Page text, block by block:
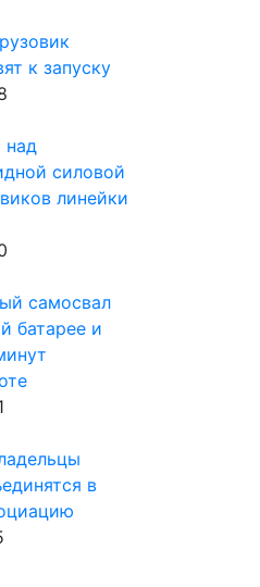
к запуску
над
силовой
линейки
самосвал
батарее и
в